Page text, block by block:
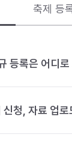
축제 등
등록은 어디
청, 자료 업